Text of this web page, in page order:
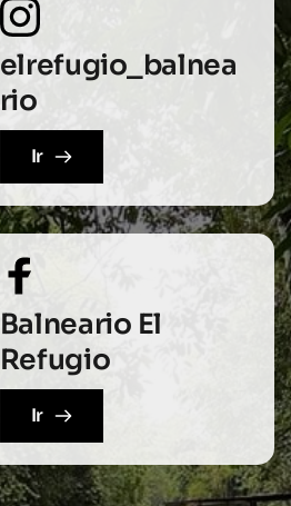
elrefugio_balnea
rio
Ir
Balneario El
Refugio
Ir